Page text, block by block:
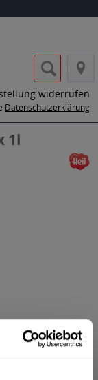
widerrufen
Datenschutzerklärung
1l